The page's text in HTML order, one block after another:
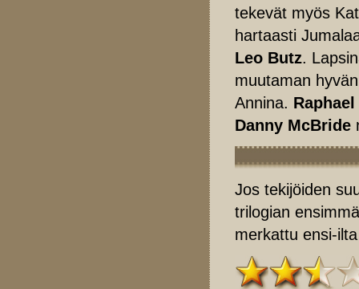
tekevät myös
hartaasti
Leo Butz.
muutaman
Annina.
Danny McBride
Jos tekijöiden
trilogian
merkattu ensi-